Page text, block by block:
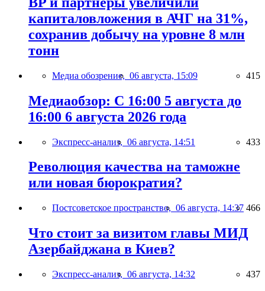
капиталовложения в АЧГ на 31%,
сохранив добычу на уровне 8 млн
тонн
Медиа обозрение, 06 августа, 15:09 415
Медиаобзор: С 16:00 5 августа до
16:00 6 августа 2026 года
Экспресс-анализ, 06 августа, 14:51 433
Революция качества на таможне
или новая бюрократия?
Постсоветское пространство, 06 августа, 14:37 466
Что стоит за визитом главы МИД
Азербайджана в Киев?
Экспресс-анализ, 06 августа, 14:32 437